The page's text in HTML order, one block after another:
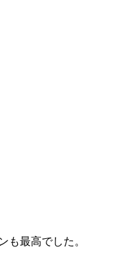
も最高でした。